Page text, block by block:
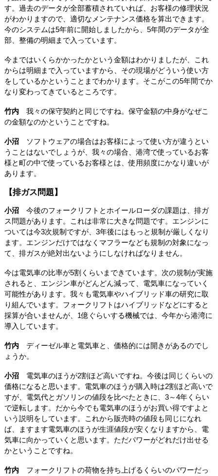
す。過去のデータが全部蓄積されていれば、お客様の修理状況
がわかりますので、適切なメンテナンス価格を算出できます。
今のシステムは5年前に開始しましたから、5年間のデータが全
部、整備の明細まで入っています。
今まではいくらかかったかという金額はわかりましたが、これ
からは明細まで入っていますから、その現場がどういう使い方
をしているかということまでわかります。そこがこの5年間でか
なり変わってきているところです。
竹内我々の保守契約と同じですね。保守金額の中身がなぜこ
の金額なのかということですね。
小沼ソフトウェアの場合はお客様によって使い方が違うとい
うことはないでしょうが、我々の場合、港湾で使っているお客
様と町の中で使っているお客様とは、使用頻度にかなり違いが
あります。
【排ガス問題】
小沼今後のフォークリフトとホイールローダの課題は、排ガ
ス問題があります。これは非常に大きな問題です。エンジンに
ついては今3次規制ですが、3年後にはもっと規制が厳しくなり
ます。エンジンだけではなくマフラーなども規制の対象になっ
て、排ガスが絶対出ないようにしなければなりません。
今は電気車の比率が5割くらいまできています。次の規制が実施
されると、エンジン車がどんどん減って、電気車になっていく
可能性があります。我々も電気車やハイブリッド車の研究に取
り組んでいます。フォークリフトはハイブリッドなどにすると
採算が合いませんが、1億ぐらいする機械では、今年から港湾に
導入しています。
竹内ディーゼル車と電気車と、価格的には開きがあるのでし
ょうか。
小沼電気車のほうが2割ほど高いですね。今後は同じくらいの
価格になると思います。電気車のほうが購入時は2割ほど高いで
すが、電気代とガソリンの値段を比べたときに、3～4年くらい
で逆転します。だから今でも電気車のほうがお買い得ですよと
いう説明をしています。これから販売時の値段も同じになれ
ば、ますます電気車のほうが生涯値段が安くなりますから、電
気車に向かっていくと思います。ただパワーがどれだけ出せる
かということですね。
竹内フォークリフトの荷物を持ち上げるくらいのパワーだっ